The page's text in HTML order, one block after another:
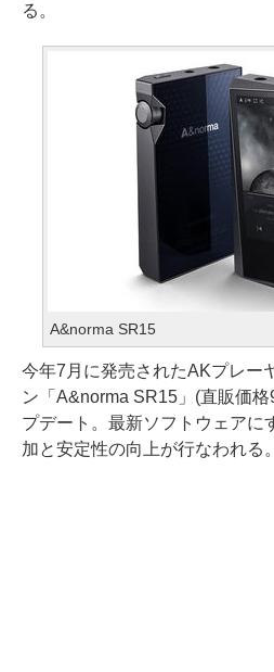
る。
A&norma SR15
今年7月に発売されたAKプレー
ン「A&norma SR15」(直販価
プデート。最新ソフトウェアに
加と安定性の向上が行なわれる。